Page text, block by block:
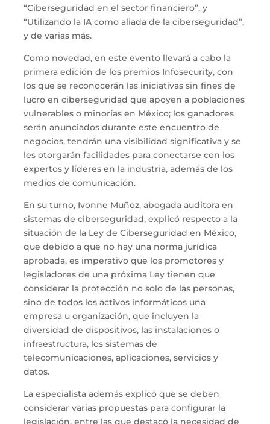
“Ciberseguridad en el sector financiero”, y
“Utilizando la IA como aliada de la ciberseguridad”,
y de varias más.
Como novedad, en este evento llevará a cabo la
primera edición de los premios Infosecurity, con
los que se reconocerán las iniciativas sin fines de
lucro en ciberseguridad que apoyen a poblaciones
vulnerables o minorías en México; los ganadores
serán anunciados durante este encuentro de
negocios, tendrán una visibilidad significativa y se
les otorgarán facilidades para conectarse con los
expertos y líderes en la industria, además de los
medios de comunicación.
En su turno, Ivonne Muñoz, abogada auditora en
sistemas de ciberseguridad, explicó respecto a la
situación de la Ley de Ciberseguridad en México,
que debido a que no hay una norma jurídica
aprobada, es imperativo que los promotores y
legisladores de una próxima Ley tienen que
considerar la protección no solo de las personas,
sino de todos los activos informáticos una
empresa u organización, que incluyen la
diversidad de dispositivos, las instalaciones o
infraestructura, los sistemas de
telecomunicaciones, aplicaciones, servicios y
datos.
La especialista además explicó que se deben
considerar varias propuestas para configurar la
legislación, entre las que destacó la necesidad de